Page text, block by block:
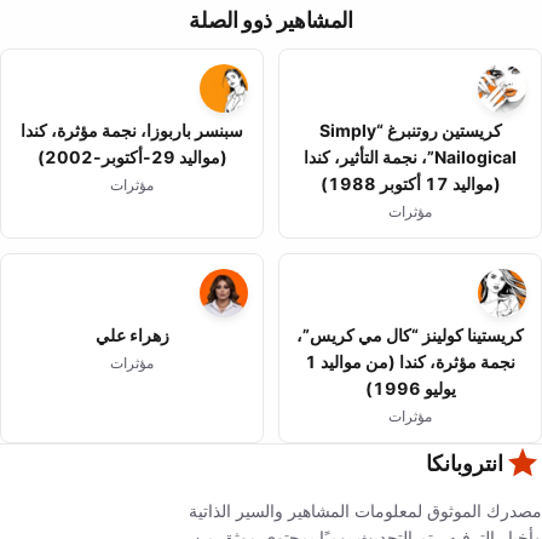
المشاهير ذوو الصلة
كريستين روتنبرغ “Simply
Nailogical”، نجمة التأثير، كندا
(مواليد 17 أكتوبر 1988)
مؤثرات
سبنسر باربوزا، نجمة مؤثرة، كندا
(مواليد 29-أكتوبر-2002)
مؤثرات
كريستينا كولينز “كال مي كريس”،
نجمة مؤثرة، كندا (من مواليد 1
يوليو 1996)
مؤثرات
زهراء علي
مؤثرات
انتروبانكا
مصدرك الموثوق لمعلومات المشاهير والسير الذاتية